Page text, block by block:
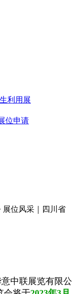
利用展
位申请
展位风采｜四川省
中联展览有限公